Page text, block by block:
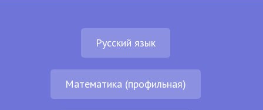
Русский язык
Математика (профильная)